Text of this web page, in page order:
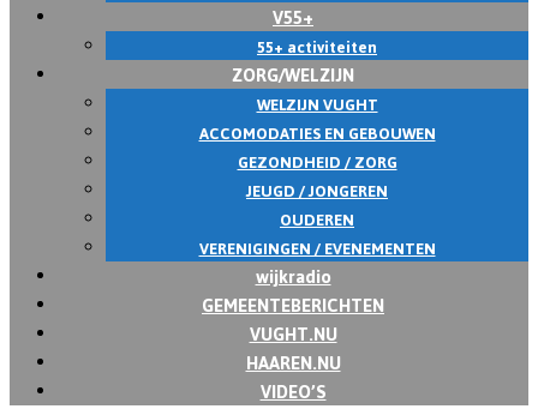
V55+
55+ activiteiten
ZORG/WELZIJN
WELZIJN VUGHT
ACCOMODATIES EN GEBOUWEN
GEZONDHEID / ZORG
JEUGD / JONGEREN
OUDEREN
VERENIGINGEN / EVENEMENTEN
wijkradio
GEMEENTEBERICHTEN
VUGHT.NU
HAAREN.NU
VIDEO’S